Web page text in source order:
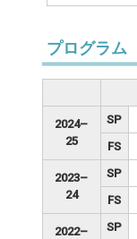
プログラム
2024–
25
SP
FS
2023–
24
SP
FS
2022–
SP